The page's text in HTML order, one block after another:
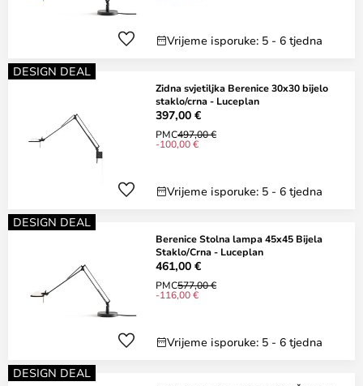
Vrijeme isporuke: 5 - 6 tjedna
DESIGN DEAL
Zidna svjetiljka Berenice 30x30 bijelo
staklo/crna - Luceplan
397,00 €
PMC497,00 €
-100,00 €
Vrijeme isporuke: 5 - 6 tjedna
DESIGN DEAL
Berenice Stolna lampa 45x45 Bijela
Staklo/Crna - Luceplan
461,00 €
PMC577,00 €
-116,00 €
Vrijeme isporuke: 5 - 6 tjedna
DESIGN DEAL